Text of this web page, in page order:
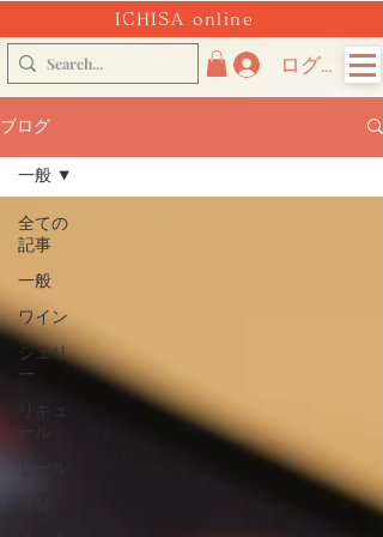
ログイン
ICHISA online
ブログ
全ての
記事
一般
ワイン
シェリ
ー
リキュ
一般